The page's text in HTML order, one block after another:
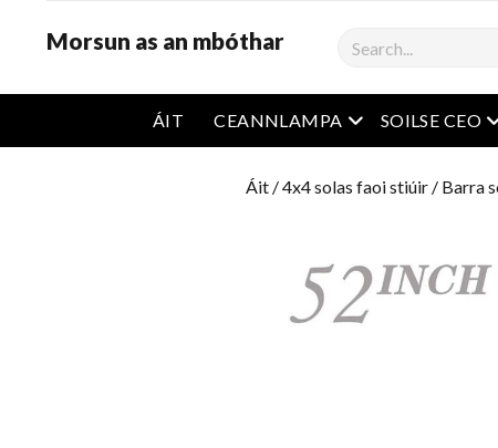
Morsun as an mbóthar Cíor
ÁIT CEANNLAMPA roghchlár
SOILSE CEO
Áit /4x4 solas faoi stiúir / Barra